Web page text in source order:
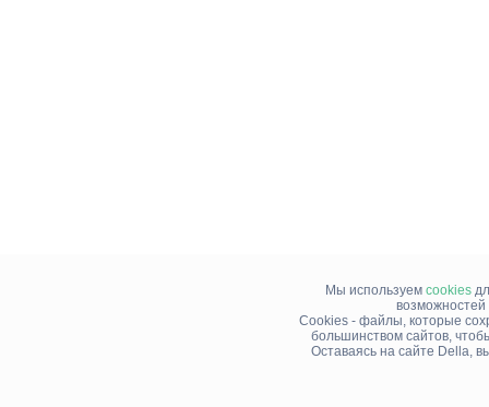
Мы используем cookies
Cookies - файлы, которые
большинством сайтов,
Оставаясь на сайте Della,